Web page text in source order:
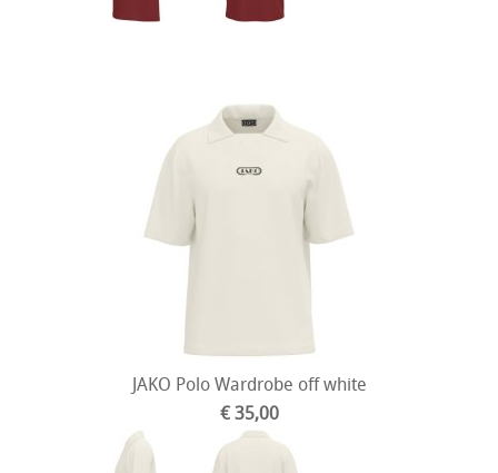
JAKO Polo Wardrobe off white
€ 35,00